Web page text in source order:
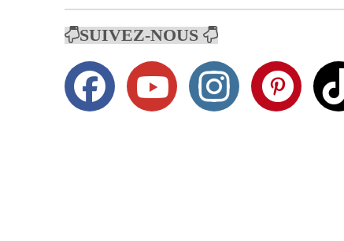
SUIVEZ-NOUS 